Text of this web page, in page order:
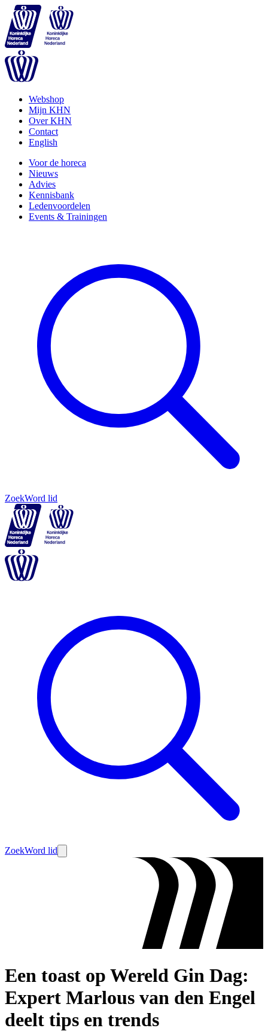
Webshop
Mijn KHN
Over KHN
Contact
English
Voor de horeca
Nieuws
Advies
Kennisbank
Ledenvoordelen
Events & Trainingen
ZoekWord lid
ZoekWord lid
Een toast op Wereld Gin Dag:
Expert Marlous van den Engel
deelt tips en trends